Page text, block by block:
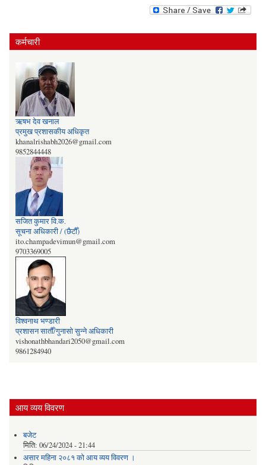
कर्मचारी
ऋषभ देव खनाल
प्रमुख प्रशासकीय अधिकृत
khanalrishabh2026@gmail.com
9852844448
सजित कुमार वि‍‌.क.
सूचना अधिकारी / (छैटौँ)
ito.champadevimun@gmail.com
9703369005
विश्वनाथ भण्डारी
प्रशासन सातौँ/गुनासो सुन्‍ने अधिकारी
vishonathbhandari2050@gmail.com
9861284940
आय व्यय विवरण
बजेट
मिति: 06/24/2024 - 21:44
असार महिना २०८१ को आय व्यय विवरण ।